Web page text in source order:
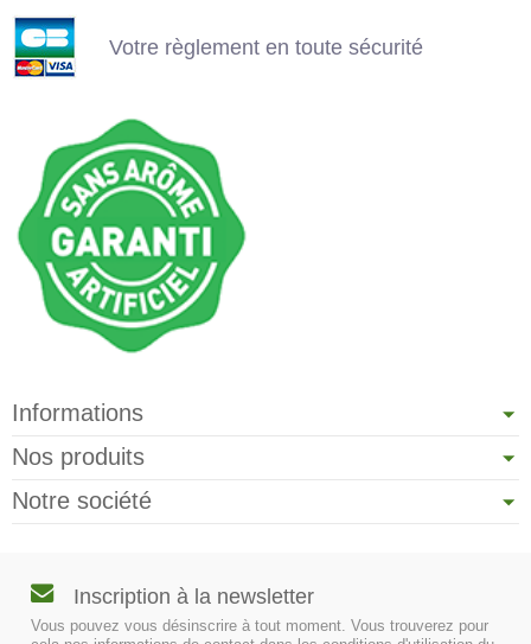
Votre règlement en toute sécurité
Informations
Nos produits
Notre société
Inscription à la newsletter
Vous pouvez vous désinscrire à tout moment. Vous trouverez pour